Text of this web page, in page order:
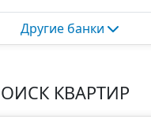
Другие банки
КВАРТИР